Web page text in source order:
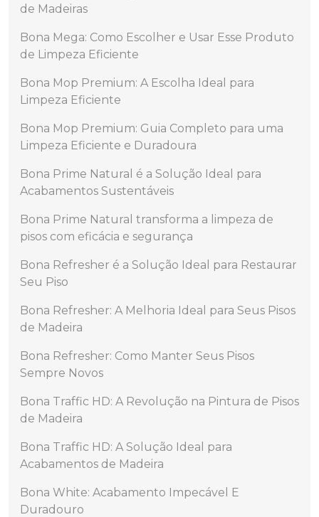
de Madeiras
Bona Mega: Como Escolher e Usar Esse Produto
de Limpeza Eficiente
Bona Mop Premium: A Escolha Ideal para
Limpeza Eficiente
Bona Mop Premium: Guia Completo para uma
Limpeza Eficiente e Duradoura
Bona Prime Natural é a Solução Ideal para
Acabamentos Sustentáveis
Bona Prime Natural transforma a limpeza de
pisos com eficácia e segurança
Bona Refresher é a Solução Ideal para Restaurar
Seu Piso
Bona Refresher: A Melhoria Ideal para Seus Pisos
de Madeira
Bona Refresher: Como Manter Seus Pisos
Sempre Novos
Bona Traffic HD: A Revolução na Pintura de Pisos
de Madeira
Bona Traffic HD: A Solução Ideal para
Acabamentos de Madeira
Bona White: Acabamento Impecável E
Duradouro